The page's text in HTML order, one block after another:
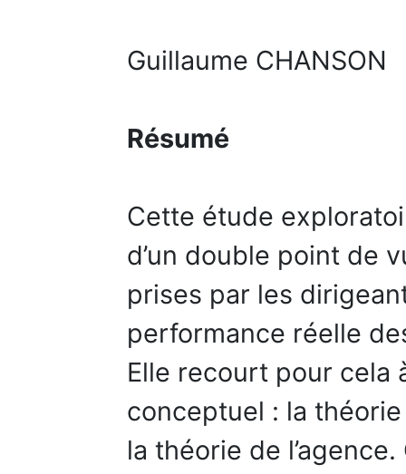
Guillaume CHANSON
Résumé
Cette étude
d’un double point de
prises par les
performance réelle
Elle recourt pour cela
conceptuel : la
la théorie de